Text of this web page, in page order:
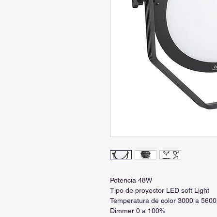
Potencia 48W
Tipo de proyector LED soft Light
Temperatura de color 3000 a
Dimmer 0 a 100%